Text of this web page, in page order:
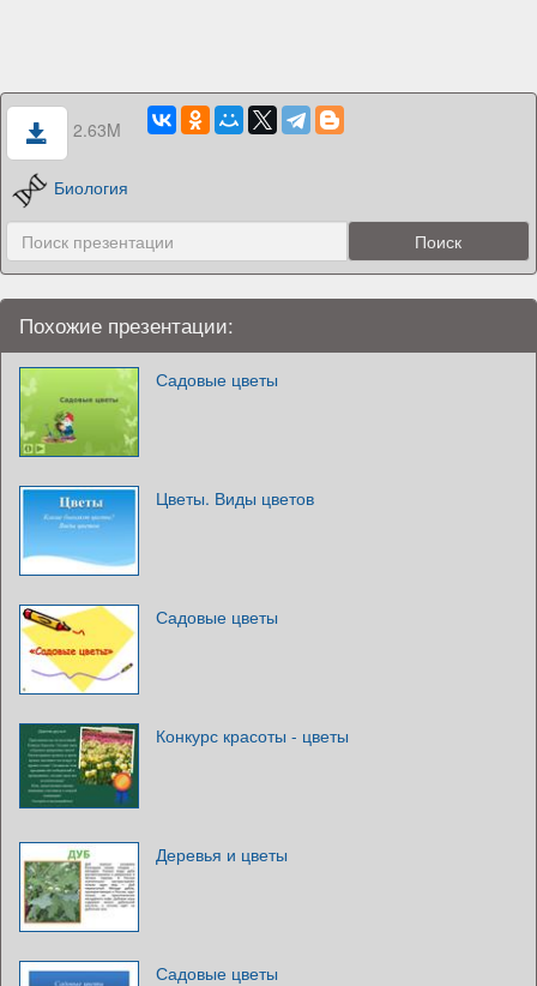
2.63M
Биология
Похожие презентации:
Садовые цветы
Цветы. Виды цветов
Садовые цветы
Конкурс красоты - цветы
Деревья и цветы
Садовые цветы